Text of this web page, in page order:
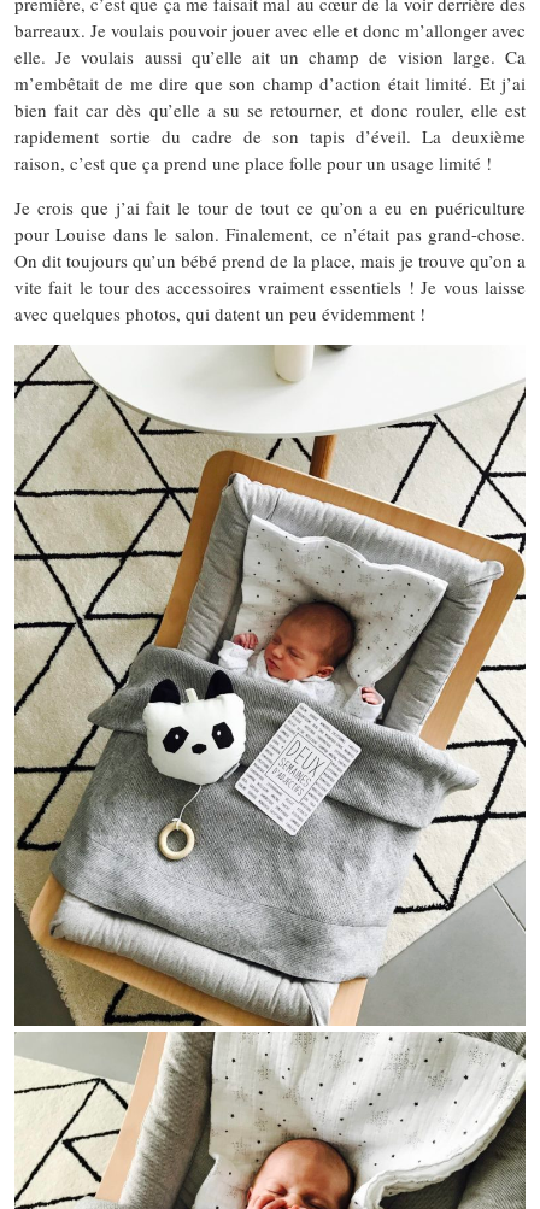
barreaux. Je voulais pouvoir jouer avec elle et donc m’allonger avec
elle. Je voulais aussi qu’elle ait un champ de vision large. Ca
m’embêtait de me dire que son champ d’action était limité. Et j’ai
bien fait car dès qu’elle a su se retourner, et donc rouler, elle est
rapidement sortie du cadre de son tapis d’éveil. La deuxième
raison, c’est que ça prend une place folle pour un usage limité !
Je crois que j’ai fait le tour de tout ce qu’on a eu en puériculture
pour Louise dans le salon. Finalement, ce n’était pas grand-chose.
On dit toujours qu’un bébé prend de la place, mais je trouve qu’on a
vite fait le tour des accessoires vraiment essentiels ! Je vous laisse
avec quelques photos, qui datent un peu évidemment !